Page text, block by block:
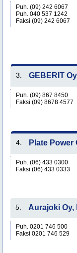
Puh. (09) 242 6067
Puh. 040 537 1242
Faksi (09) 242 6067
3. GEBERIT Oy
Puh. (09) 867 8450
Faksi (09) 8678 4577
4. Plate Power
Puh. (06) 433 0300
Faksi (06) 433 0333
5. Aurajoki
Puh. 0201 746 500
Faksi 0201 746 529